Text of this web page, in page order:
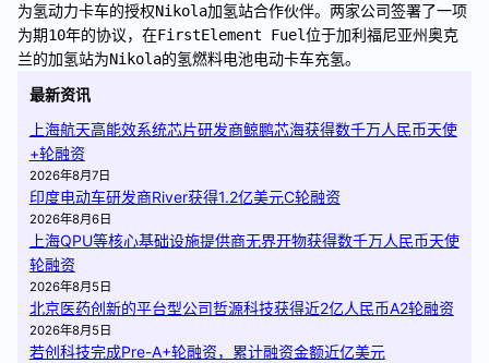
为氢动力卡车的授权Nikola加氢站合作伙伴。两家公司签署了一项
为期10年的协议，在FirstElement Fuel位于加利福尼亚州奥克
兰的加氢站为Nikola的氢燃料电池电动卡车充氢。
最新资讯
上海航天高能效系统芯片研发商鲸鹏芯海获得数千万人民币天使
+轮融资
2026年8月7日
印度电动车研发商River获得1.2亿美元C轮融资
2026年8月6日
上海QPU等核心基础设施提供商无界开物获得数千万人民币天使
轮融资
2026年8月5日
北京医药创新的平台型公司哲源科技获得近2亿人民币A2轮融资
2026年8月5日
若创科技完成Pre-A+轮融资，累计融资金额近亿美元